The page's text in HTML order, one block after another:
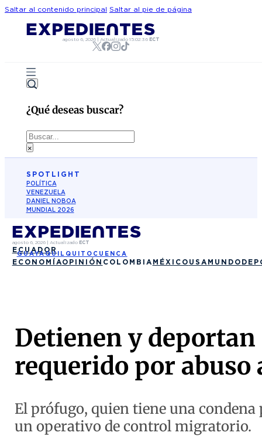
Saltar al contenido principal Saltar al pie de página
agosto 6, 2026 |Actualizado15:02:36 ECT
¿Qué deseas buscar?
Buscar
×
SPOTLIGHT
POLÍTICA
VENEZUELA
DANIEL NOBOA
MUNDIAL 2026
agosto 6, 2026| Actualizado ECT
ECUADOR
GUAYAQUIL QUITO CUENCA
ECONOMÍAOPINIÓN COLOMBIA MÉXICO USA MUNDO
Detienen y
requerido por abuso
El prófugo, quien tiene una
un operativo de control migratorio.